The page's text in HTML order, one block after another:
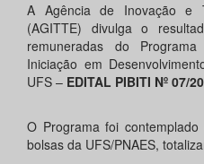
A Agência de Inovação e
(AGITTE) divulga o
remuneradas do
Iniciação em
UFS – EDITAL PIBITI Nº 07/
O Programa foi
bolsas da UFS/PNAES,